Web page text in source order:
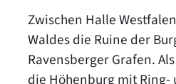
Zwischen Halle
Waldes die Ruine der
Ravensberger Grafen.
die Höhenburg mit